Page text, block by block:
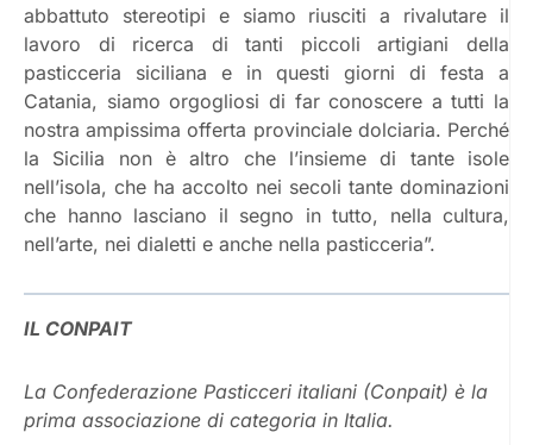
abbattuto stereotipi e siamo riusciti a rivalutare il
lavoro di ricerca di tanti piccoli artigiani della
pasticceria siciliana e in questi giorni di festa a
Catania, siamo orgogliosi di far conoscere a tutti la
nostra ampissima offerta provinciale dolciaria. Perché
la Sicilia non è altro che l’insieme di tante isole
nell’isola, che ha accolto nei secoli tante dominazioni
che hanno lasciano il segno in tutto, nella cultura,
nell’arte, nei dialetti e anche nella pasticceria”.
IL CONPAIT
La Confederazione Pasticceri italiani (Conpait) è la
prima associazione di categoria in Italia.